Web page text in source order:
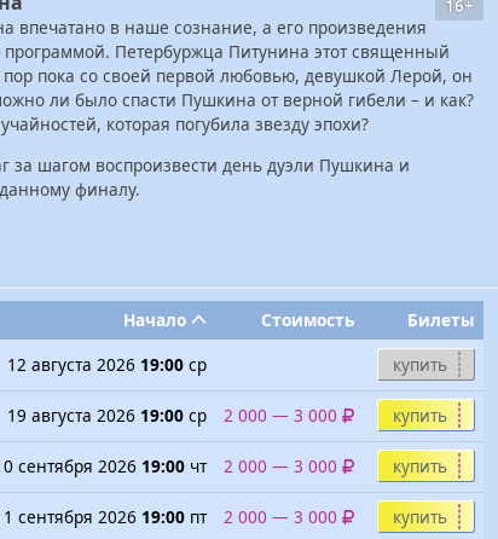
16+
впечатано в наше сознание, а его произведения
программой. Петербуржца Питунина этот священный
пока со своей первой любовью, девушкой Лерой, он
ли было спасти Пушкина от верной гибели – и как?
которая погубила звезду эпохи?
за шагом воспроизвести день дуэли Пушкина и
финалу.
Начало Стоимость
Билеты
12 августа 2026 19:00 ср купить
19 августа 2026 19:00 ср 2 000 — 3 000 купить
сентября 2026 19:00 чт 2 000 — 3 000 купить
сентября 2026 19:00 пт 2 000 — 3 000 купить